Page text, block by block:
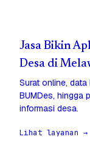
Jasa Bikin
Desa di
Surat online,
BUMDes, hingga
informasi desa.
Lihat layanan →